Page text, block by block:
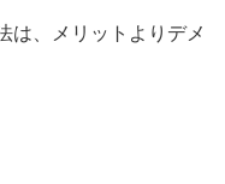
は、メリットよりデメ